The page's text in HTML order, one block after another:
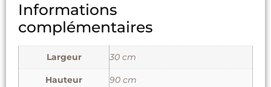
Informations
complémentaires
Largeur 30 cm
Hauteur 90 cm